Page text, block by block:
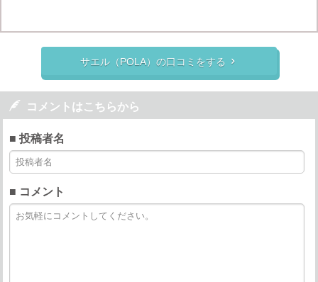
サエル（POLA）の口コミをする 
 コメントはこちらから
■ 投稿者名
■ コメント